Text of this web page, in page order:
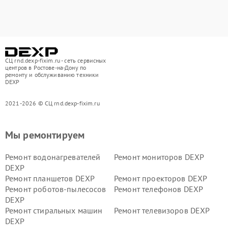
СЦ rnd.dexp-fixim.ru - сеть сервисных
центров в Ростове-на-Дону по
ремонту и обслуживанию техники
DEXP
2021-2026 © СЦ rnd.dexp-fixim.ru
Мы ремонтируем
Ремонт водонагревателей
DEXP
Ремонт мониторов DEXP
Ремонт планшетов DEXP
Ремонт проекторов DEXP
Ремонт роботов-пылесосов
DEXP
Ремонт телефонов DEXP
Ремонт стиральных машин
DEXP
Ремонт телевизоров DEXP